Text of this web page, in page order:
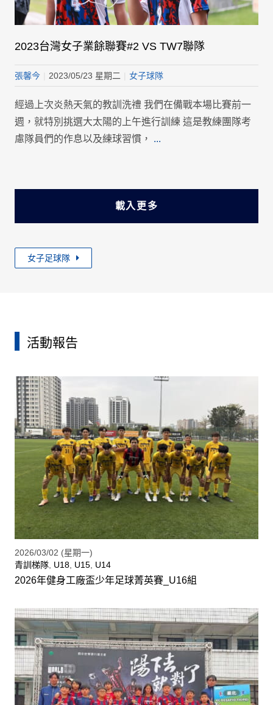
2023台灣女子業餘聯賽#2 VS TW7聯隊
張馨今 2023/05/23 星期二 女子球隊
經過上次炎熱天氣的教訓洗禮 我們在備戰本場比賽前一
週，就特別挑選大太陽的上午進行訓練 這是教練團隊考
慮隊員們的作息以及練球習慣， ...
載入更多
女子足球隊
活動報告
2026/03/02 (星期一)
青訓梯隊, U18, U15, U14
2026年健身工廠盃少年足球菁英賽_U16組